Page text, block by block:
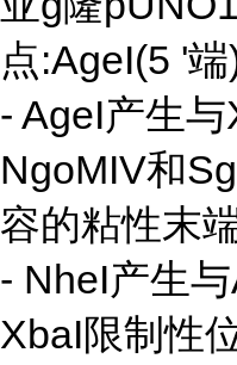
点:AgeI(5 '
- AgeI产生与
NgoMIV和
容的粘性末
- NheI产生
XbaI限制性